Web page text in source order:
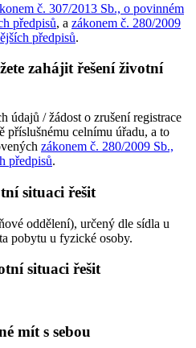
č. 307/2013 Sb., o povinném
předpisů, a zákonem č. 280/2009
předpisů.
zahájit řešení životní
údajů / žádost o zrušení registrace
příslušnému celnímu úřadu, a to
zákonem č. 280/2009 Sb.,
předpisů.
situaci řešit
oddělení), určený dle sídla u
pobytu u fyzické osoby.
situaci řešit
mít s sebou